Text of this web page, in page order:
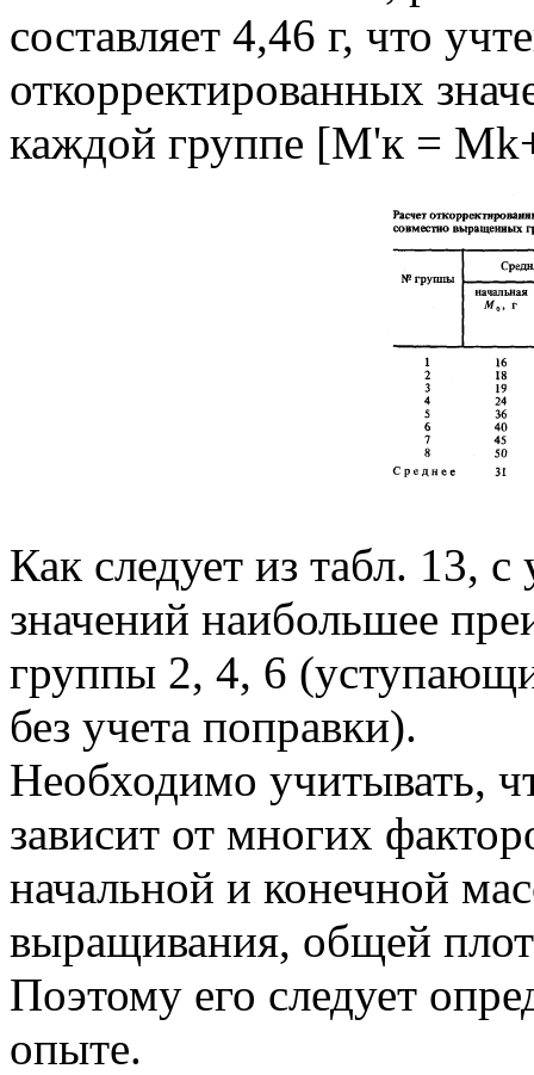
составляет 4,46 г, что
откорректированных
каждой группе [М'к =
Как следует из табл. 13,
значений наибольшее
группы 2, 4, 6
без учета поправки).
Необходимо учитывать,
зависит от многих
начальной и конечной
выращивания, общей
Поэтому его следует
опыте.